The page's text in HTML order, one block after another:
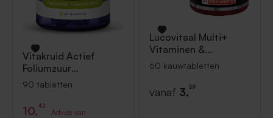
Vitakruid Actief
Foliumzuur
Quatrefolic® 5-MTHF
tabletten
90 tabletten
10,42
Advies van
Lucovitaal Multi+
Vitaminen &
Mineralen 60
60 kauwtabletten
vanaf 3,59